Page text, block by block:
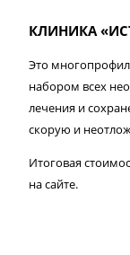
КЛИНИКА
Это
набором всех
лечения и
скорую и
Итоговая
на сайте.